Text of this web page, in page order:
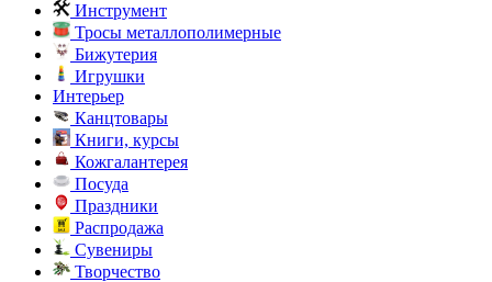
Инструмент
Тросы металлополимерные
Бижутерия
Игрушки
Интерьер
Канцтовары
Книги, курсы
Кожгалантерея
Посуда
Праздники
Распродажа
Сувениры
Творчество